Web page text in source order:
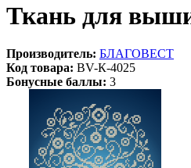
Ткань для
Производитель: БЛАГОВЕСТ
Код товара: BV-К-4025
Бонусные баллы: 3